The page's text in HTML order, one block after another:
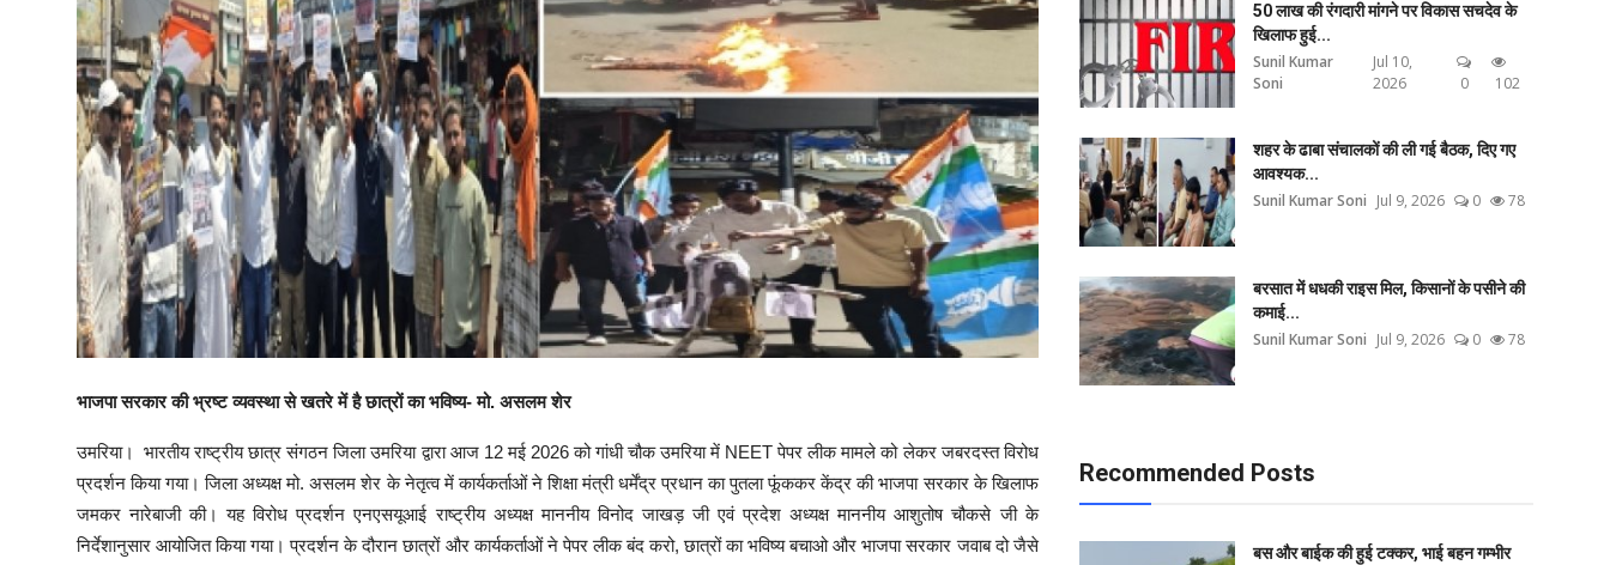
Contact
कोरोना वायरस
Hindi
भाजपा सरकार की भ्रष्ट व्यवस्था से खतरे में है छात्रों का भविष्य- मो. असलम शेर
उमरिया। भारतीय राष्ट्रीय छात्र संगठन जिला उमरिया द्वारा आज 12 मई 2026 को गांधी चौक उमरिया में NEET पेपर लीक मामले को लेकर जबरदस्त विरोध
प्रदर्शन किया गया। जिला अध्यक्ष मो. असलम शेर के नेतृत्व में कार्यकर्ताओं ने शिक्षा मंत्री धर्मेंद्र प्रधान का पुतला फूंककर केंद्र की भाजपा सरकार के खिलाफ
जमकर नारेबाजी की। यह विरोध प्रदर्शन एनएसयूआई राष्ट्रीय अध्यक्ष माननीय विनोद जाखड़ जी एवं प्रदेश अध्यक्ष माननीय आशुतोष चौकसे जी के
निर्देशानुसार आयोजित किया गया। प्रदर्शन के दौरान छात्रों और कार्यकर्ताओं ने पेपर लीक बंद करो, छात्रों का भविष्य बचाओ और भाजपा सरकार जवाब दो जैसे
50 लाख की रंगदारी मांगने पर विकास सचदेव के
खिलाफ हुई...
Sunil Kumar
Soni
Jul 10,
2026
0 102
शहर के ढाबा संचालकों की ली गई बैठक, दिए गए
आवश्यक...
Sunil Kumar Soni Jul 9, 2026 0 78
बरसात में धधकी राइस मिल, किसानों के पसीने की
कमाई...
Sunil Kumar Soni Jul 9, 2026 0 78
Recommended Posts
बस और बाईक की हुई टक्कर, भाई बहन गम्भीर